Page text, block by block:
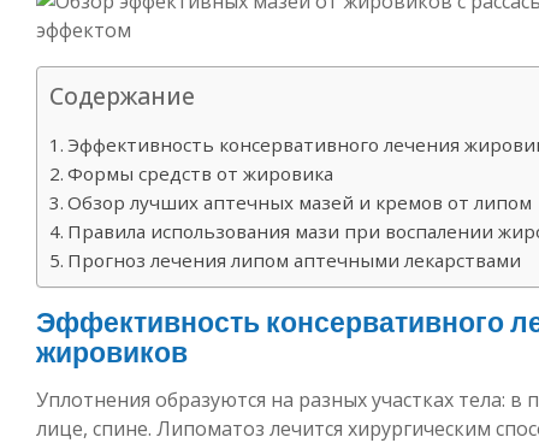
Содержание
Эффективность консервативного лечения
Формы средств от жировика
Обзор лучших аптечных мазей и кремов от липом
Правила использования мази при воспалении
Прогноз лечения липом аптечными лекарствами
Эффективность консервативного
жировиков
Уплотнения образуются на разных участках тела: в
лице, спине. Липоматоз лечится хирургическим